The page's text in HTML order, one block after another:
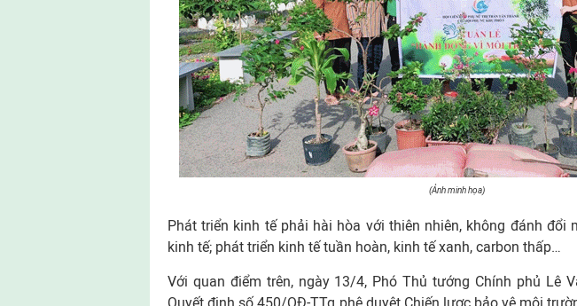
(Ảnh minh họa)
Phát triển kinh tế phải hài hòa với thiên nhiên, không đánh đổi
kinh tế; phát triển kinh tế tuần hoàn, kinh tế xanh, carbon thấp…
Với quan điểm trên, ngày 13/4, Phó Thủ tướng Chính phủ Lê